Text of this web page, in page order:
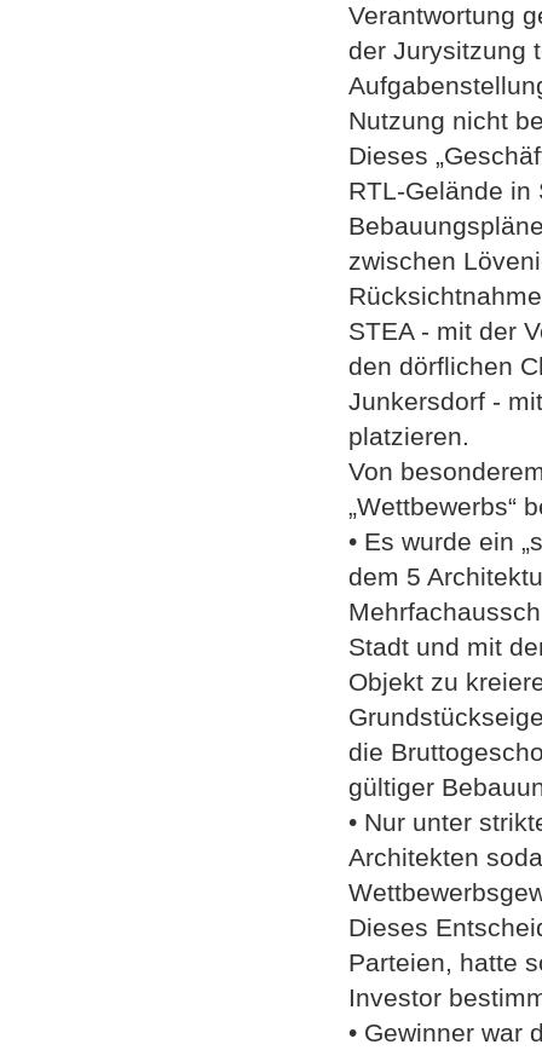
Verantwortung
der Jurysitzung
Nutzung nicht
Dieses
RTL-Gelände
zwischen
STEA - mit der
den dörflichen
Junkersdorf -
platzieren.
Von
„Wettbewerbs“
• Es wurde ein
dem 5
Stadt und mit
Objekt zu
die
gültiger
• Nur unter
Architekten
Dieses
Parteien, hatte
Investor
• Gewinner war